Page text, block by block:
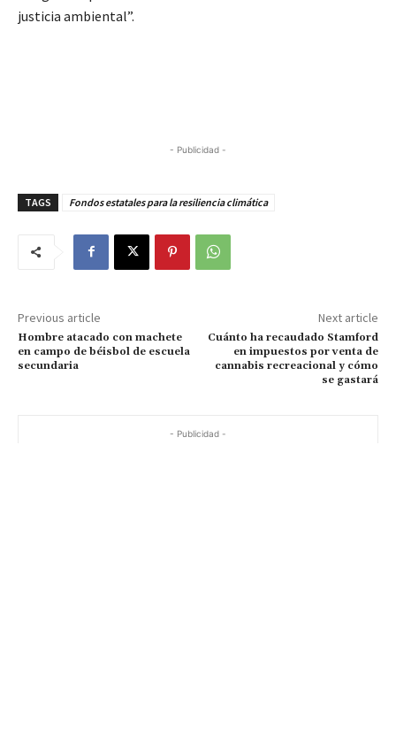
justicia ambiental”.
- Publicidad -
TAGS Fondos estatales para la resiliencia climática
Previous article
Hombre atacado con machete
en campo de béisbol de escuela
secundaria
Next article
Cuánto ha recaudado Stamford
en impuestos por venta de
cannabis recreacional y cómo
se gastará
- Publicidad -